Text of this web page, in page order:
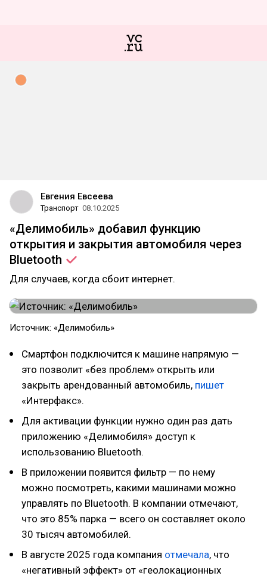
Евгения Евсеева
Транспорт 08.10.2025
«Делимобиль» добавил функцию
открытия и закрытия автомобиля через
Bluetooth
Для случаев, когда сбоит интернет.
Источник: «Делимобиль»
Смартфон подключится к машине напрямую —
это позволит «без проблем» открыть или
закрыть арендованный автомобиль, пишет
«Интерфакс».
Для активации функции нужно один раз дать
приложению «Делимобиля» доступ к
использованию Bluetooth.
В приложении появится фильтр — по нему
можно посмотреть, какими машинами можно
управлять по Bluetooth. В компании отмечают,
что это 85% парка — всего он составляет около
30 тысяч автомобилей.
В августе 2025 года компания отмечала, что
«негативный эффект» от «геолокационных